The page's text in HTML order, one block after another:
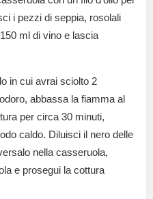
i pezzi di seppia, rosolali
ml di vino e lascia
in cui avrai sciolto 2
abbassa la fiamma al
per circa 30 minuti,
caldo. Diluisci il nero delle
nella casseruola,
e prosegui la cottura